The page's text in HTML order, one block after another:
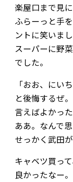
楽屋口まで見
ふらーっと手
ントに笑いまし
スーパーに野
でした。
「おお、にい
と後悔するぜ。
言えばよかっ
ああ。なんで
せっかく武田
キャベツ買っ
良かったなー。